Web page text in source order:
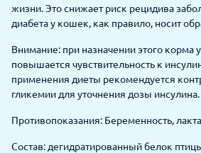
жизни. Это снижает риск рецидива
диабета у кошек, как правило, носит
Внимание: при назначении этого корма
повышается чувствительность к
применения диеты рекомендуется
гликемии для уточнения дозы инсулина.
Противопоказания: Беременность,
Состав: дегидратированный белок